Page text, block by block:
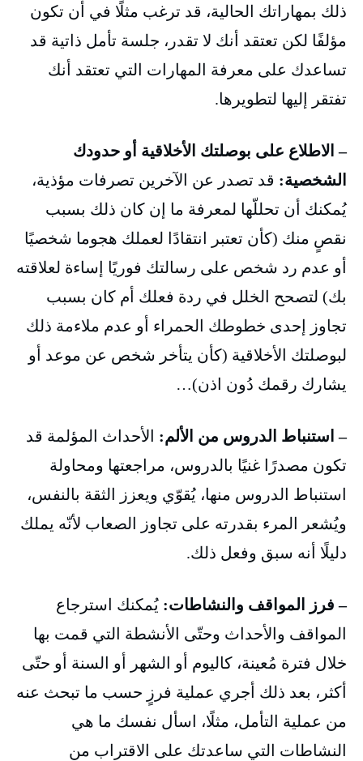
ذلك بمهاراتك الحالية، قد ترغب مثلًا في أن تكون
مؤلفًا لكن تعتقد أنك لا تقدر، جلسة تأمل ذاتية قد
تساعدك على معرفة المهارات التي تعتقد أنك
تفتقر إليها لتطويرها.
– الاطلاع على بوصلتك الأخلاقية أو حدودك
الشخصية: قد تصدر عن الآخرين تصرفات مؤذية،
يُمكنك أن تحللّها لمعرفة ما إن كان ذلك بسبب
نقصٍ منك (كأن تعتبر انتقادًا لعملك هجوما شخصيًا
أو عدم رد شخص على رسالتك فوريًا إساءة لعلاقته
بك) لتصحح الخلل في ردة فعلك أم كان بسبب
تجاوز إحدى خطوطك الحمراء أو عدم ملاءمة ذلك
لبوصلتك الأخلاقية (كأن يتأخر شخص عن موعد أو
يشارك رقمك دُون اذن)…
– استنباط الدروس من الألم: الأحداث المؤلمة قد
تكون مصدرًا غنيًا بالدروس، مراجعتها ومحاولة
استنباط الدروس منها، يُقوّي ويعزز الثقة بالنفس،
ويُشعر المرء بقدرته على تجاوز الصعاب لأنّه يملك
دليلًا أنه سبق وفعل ذلك.
– فرز المواقف والنشاطات: يُمكنك استرجاع
المواقف والأحداث وحتّى الأنشطة التي قمت بها
خلال فترة مُعينة، كاليوم أو الشهر أو السنة أو حتّى
أكثر، بعد ذلك أجري عملية فرزٍ حسب ما تبحث عنه
من عملية التأمل، مثلًا، اسأل نفسك ما هي
النشاطات التي ساعدتك على الاقتراب من